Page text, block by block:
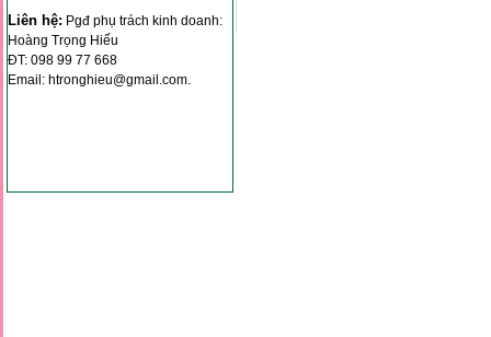
Liên hệ: Pgđ phụ trách kinh doanh:
Hoàng Trọng Hiếu
ĐT: 098 99 77 668
Email: htronghieu@gmail.com.